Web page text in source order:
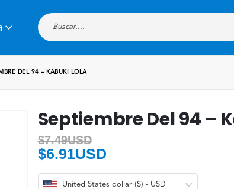
DEL 94 – KABUKI LOLA
Septiembre Del 94 –
$7.49USD
$6.91USD
United States dollar ($) - USD